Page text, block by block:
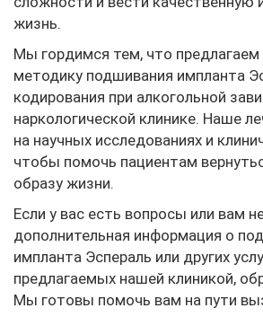
жизнь.
Мы гордимся тем, что
методику подшивания импланта
кодирования при алкогольной
наркологической клинике. Наше
на научных исследованиях и
чтобы помочь пациентам
образу жизни.
Если у вас есть вопросы или вам
дополнительная информация о
импланта Эспераль или других
предлагаемых нашей клиникой,
Мы готовы помочь вам на пути